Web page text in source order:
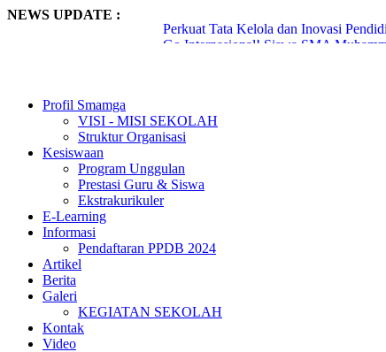
NEWS UPDATE :
Perkuat Tata Kelola dan Inovasi
Go Internasional! Siswa SMA
Smamga Umumkan 20 Siswa Lolos
Lantunan Ayat Suci Menggema di
Keren! Munaqosyah Al-Quran
Profil Smamga
VISI - MISI SEKOLAH
Struktur Organisasi
Kesiswaan
Program Unggulan
Prestasi Guru & Siswa
Ekstrakurikuler
E-Learning
Informasi
Pendaftaran PPDB 2024
Artikel
Berita
Galeri
KEGIATAN SEKOLAH
Kontak
Video